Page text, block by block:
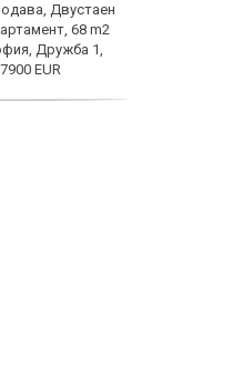
Двустаен
68 m2
Дружба 1,
EUR